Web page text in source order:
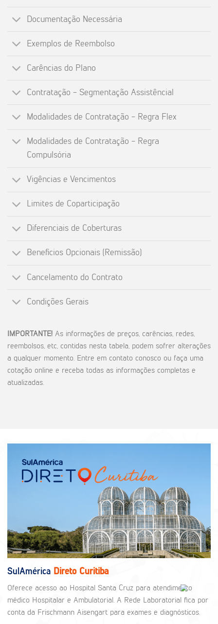
Documentação Necessária
Exemplos de Reembolso
Carências do Plano
Contratação - Segmentação Assistêncial
Modalidades de Contratação - Regra Flex
Modalidades de Contratação - Regra
Compulsória
Vigências e Vencimentos
Limites de Coparticipação
Diferenciais de Coberturas
Benefícios Opcionais (Remissão)
Cancelamento do Contrato
Condições Gerais
IMPORTANTE! As informações de preços, carências, redes,
reembolsos, etc, contidas nesta tabela, podem sofrer alterações
a qualquer momento. Entre em contato conosco ou faça uma
cotação online e receba todas as informações completas e
atualizadas.
SulAmérica Direto Curitiba
Oferece acesso ao Hospital Santa Cruz para atendimento
médico Hospitalar e Ambulatorial. A Rede Laboratorial fica por
conta da Frischmann Aisengart para exames e diagnósticos.